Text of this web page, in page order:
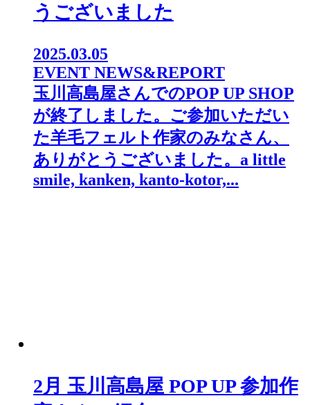
うございました
2025.03.05
EVENT NEWS&REPORT
玉川高島屋さんでのPOP UP SHOP
が終了しました。⁡ご参加いただい
た羊毛フェルト作家のみなさん、
ありがとうございました。a little
smile, kanken, kanto-kotor,...
2月 玉川高島屋 POP UP 参加作